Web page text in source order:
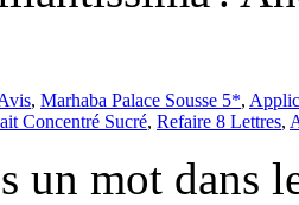
, Marhaba Palace Sousse 5*,
Concentré Sucré, Refaire 8 Lettres,
un mot dans